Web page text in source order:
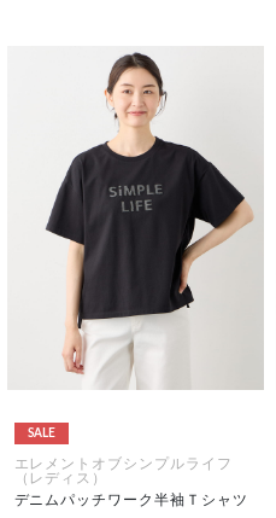
SALE
エレメントオブシンプルライフ
（レディス）
デニムパッチワーク半袖Ｔシャツ